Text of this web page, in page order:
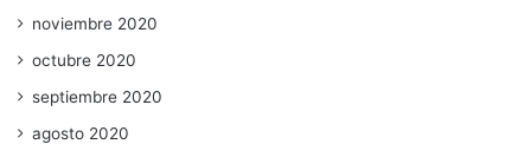
noviembre 2020
octubre 2020
septiembre 2020
agosto 2020